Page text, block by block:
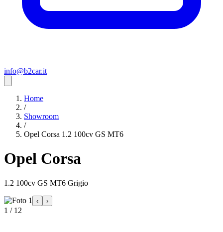
info@b2car.it
Home
/
Showroom
/
Opel Corsa 1.2 100cv GS MT6
Opel Corsa
1.2 100cv GS MT6 Grigio
‹ ›
1 / 12